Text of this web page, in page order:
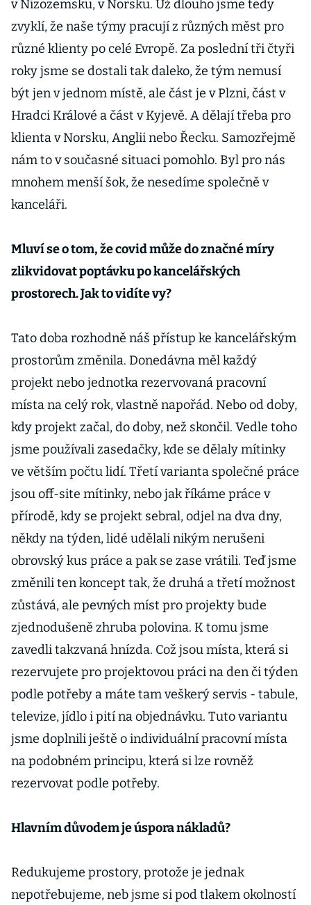
v Nizozemsku, v Norsku. Už dlouho jsme tedy
zvyklí, že naše týmy pracují z různých měst pro
různé klienty po celé Evropě. Za poslední tři čtyři
roky jsme se dostali tak daleko, že tým nemusí
být jen v jednom místě, ale část je v Plzni, část v
Hradci Králové a část v Kyjevě. A dělají třeba pro
klienta v Norsku, Anglii nebo Řecku. Samozřejmě
nám to v současné situaci pomohlo. Byl pro nás
mnohem menší šok, že nesedíme společně v
kanceláři.
Mluví se o tom, že covid může do značné míry
zlikvidovat poptávku po kancelářských
prostorech. Jak to vidíte vy?
Tato doba rozhodně náš přístup ke kancelářským
prostorům změnila. Donedávna měl každý
projekt nebo jednotka rezervovaná pracovní
místa na celý rok, vlastně napořád. Nebo od doby,
kdy projekt začal, do doby, než skončil. Vedle toho
jsme používali zasedačky, kde se dělaly mítinky
ve větším počtu lidí. Třetí varianta společné práce
jsou off-site mítinky, nebo jak říkáme práce v
přírodě, kdy se projekt sebral, odjel na dva dny,
někdy na týden, lidé udělali nikým nerušeni
obrovský kus práce a pak se zase vrátili. Teď jsme
změnili ten koncept tak, že druhá a třetí možnost
zůstává, ale pevných míst pro projekty bude
zjednodušeně zhruba polovina. K tomu jsme
zavedli takzvaná hnízda. Což jsou místa, která si
rezervujete pro projektovou práci na den či týden
podle potřeby a máte tam veškerý servis - tabule,
televize, jídlo i pití na objednávku. Tuto variantu
jsme doplnili ještě o individuální pracovní místa
na podobném principu, která si lze rovněž
rezervovat podle potřeby.
Hlavním důvodem je úspora nákladů?
Redukujeme prostory, protože je jednak
nepotřebujeme, neb jsme si pod tlakem okolností